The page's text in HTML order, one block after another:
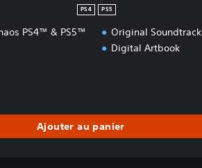
PS4 PS5
PS4™ & PS5™
Original Soundtrack
Digital Artbook
Ajouter au panier